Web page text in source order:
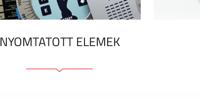
NYOMTATOTT ELEMEK